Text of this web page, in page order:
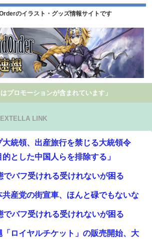
のイラスト・グッズ情報サイトです
はプロモーションが含まれています」
LINK
大統領、出産旅行を禁じる大統領令
的とした中国人らを排除する」
でバフ受けれる受けれないが困る
共産党の街宣車、ほんと碌でもないな
でバフ受けれる受けれないが困る
「ロイヤルチケット」の販売開始、大